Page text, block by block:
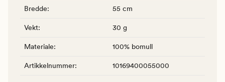
Bredde: 55 cm
Vekt: 30 g
Materiale: 100% bomull
Artikkelnummer: 10169400055000